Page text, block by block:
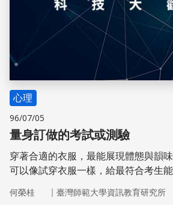
心理
96/07/05
量身訂做的考試或測驗
穿著合適的衣服，最能展現體態與韻
可以像試穿衣服一樣，給最符合考生
何榮桂 ｜ 臺灣師範大學資訊教育研究所